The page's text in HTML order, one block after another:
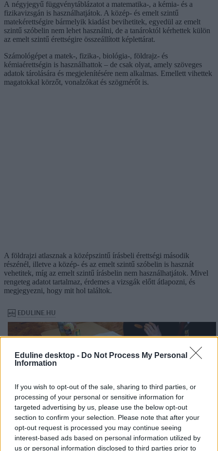
Eduline desktop - Do Not Process My Personal
Information
If you wish to opt-out of the sale, sharing to third parties, or
processing of your personal or sensitive information for
targeted advertising by us, please use the below opt-out
section to confirm your selection. Please note that after your
opt-out request is processed you may continue seeing
interest-based ads based on personal information utilized by
us or personal information disclosed to third parties prior to
A négyjegyű függvénytáblázatot a matematika-, a kémia- és a
fizikavizsgán is használhatjátok. A közép- és emelt szintű
matekérettségire bármelyik kiadást bevihetitek, egyedül az emelt
szintű szóbelin nem lehet használni, de a tanároktól kérhettek külön
az emelt szintű érettségire összeállított képlettárat.
Számológépet a matek-, fizika-, biológia-, földrajz- és
kémiaérettségin is használhattok – de csak olyat, amely szöveges
adatok tárolására és megjelenítésére nem alkalmas. Emellett vihettek
magatokkal körzőt, vonalzókat és szögmérőt is.
A földrajzi atlasznak a középszintű írásbeli érettségi második
részénél, illetve a közép- és az emelt szintű szóbelin is hasznát
vehetitek, míg az emelt szintű írásbelin nem használhatjátok. Mivel
rengeteg adatot tartalmaz, érdemes a vizsgák előtt átlapozni, és
megjegyezni, hogy mit hol találtok.